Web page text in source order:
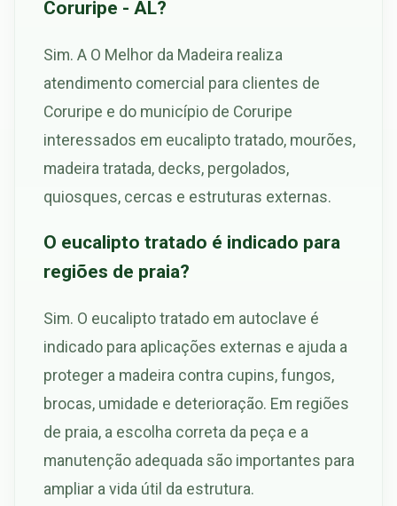
Coruripe - AL?
Sim. A O Melhor da Madeira realiza
atendimento comercial para clientes de
Coruripe e do município de Coruripe
interessados em eucalipto tratado, mourões,
madeira tratada, decks, pergolados,
quiosques, cercas e estruturas externas.
O eucalipto tratado é indicado para
regiões de praia?
Sim. O eucalipto tratado em autoclave é
indicado para aplicações externas e ajuda a
proteger a madeira contra cupins, fungos,
brocas, umidade e deterioração. Em regiões
de praia, a escolha correta da peça e a
manutenção adequada são importantes para
ampliar a vida útil da estrutura.